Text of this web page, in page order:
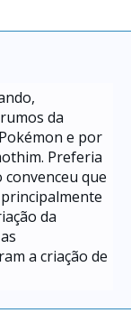
da
e por
Preferia
que
da
a criação de